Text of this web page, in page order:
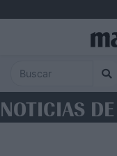
NOTICIAS